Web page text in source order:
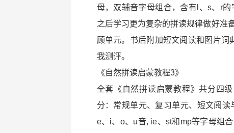
母，双辅音字母组合，含有l、s、r
之后学习更为复杂的拼读规律做好准
顾单元。书后附加短文阅读和图片
我测评。
《自然拼读启蒙教程3》
全套《自然拼读启蒙教程》共分四
分：常规单元、复习单元、短文阅读
e、i、o、u音, ie、st和mp等字母组